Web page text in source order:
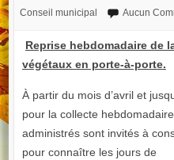
Conseil municipal
Aucun
Reprise hebdomadaire de
végétaux en porte-à-porte.
À partir du mois d’avril et
pour la collecte
administrés sont invités à
pour connaître les jours de